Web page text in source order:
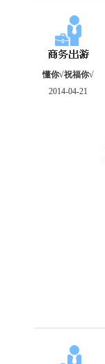
懂你√祝福你√
2014-04-21